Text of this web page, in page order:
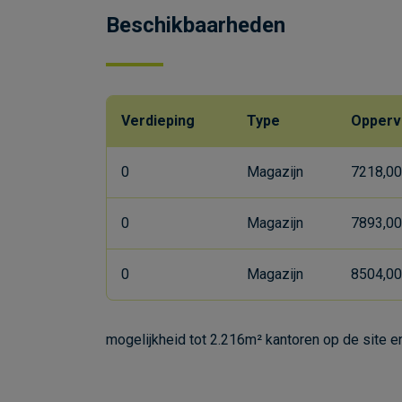
Beschikbaarheden
Verdieping Type
0 Magazijn
0 Magazijn
0 Magazijn
mogelijkheid tot 2.216m² kantoren op de site